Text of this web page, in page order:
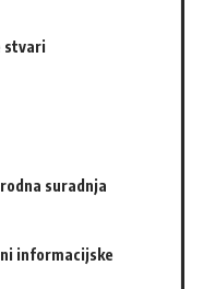
stvari
suradnja
informacijske